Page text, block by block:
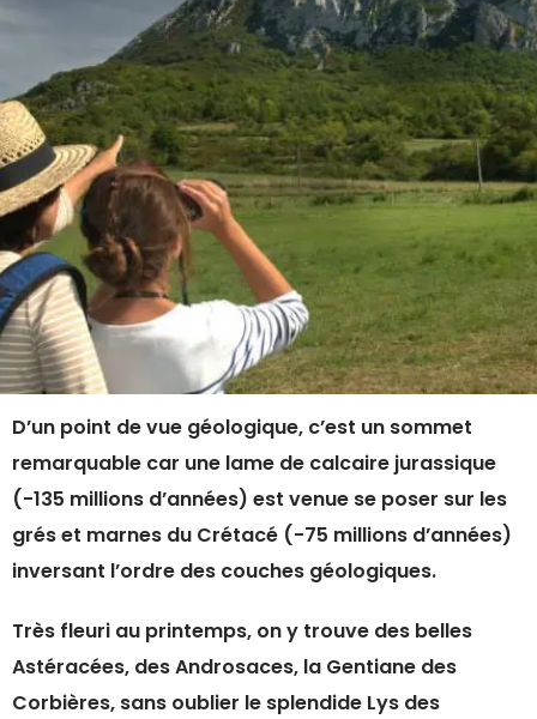
D’un point de vue géologique, c’est un sommet
remarquable car une lame de calcaire jurassique
(-135 millions d’années) est venue se poser sur les
grés et marnes du Crétacé (-75 millions d’années)
inversant l’ordre des couches géologiques.
Très fleuri au printemps, on y trouve des belles
Astéracées, des Androsaces, la Gentiane des
Corbières, sans oublier le splendide Lys des